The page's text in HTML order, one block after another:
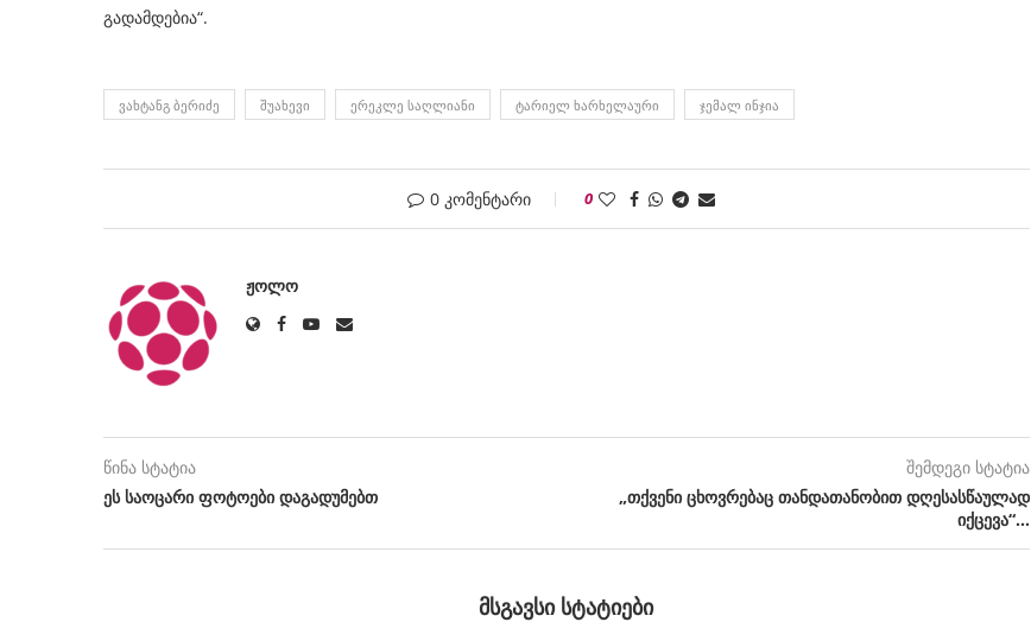
გადამდებია“.
ᲕᲐᲮᲢᲐᲜᲒ ᲑᲔᲠᲘᲫᲔ ᲨᲣᲐᲮᲔᲕᲘ ᲔᲠᲔᲙᲚᲔ ᲡᲐᲦᲚᲘᲐᲜᲘ ᲢᲐᲠᲘᲔᲚ ᲮᲐᲠᲮᲔᲚᲐᲣᲠᲘ ᲯᲔᲛᲐᲚ ᲘᲜᲯᲘᲐ
0 კომენტარი 0
ᲟᲝᲚᲝ
წინა სტატია
ეს საოცარი ფოტოები დაგადუმებთ
შემდეგი სტატია
„თქვენი ცხოვრებაც თანდათანობით დღესასწაულად
იქცევა“…
ᲛᲡᲒᲐᲕᲡᲘ ᲡᲢᲐᲢᲘᲔᲑᲘ